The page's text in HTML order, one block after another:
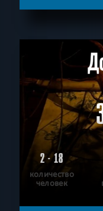
2 - 18
количество
человек